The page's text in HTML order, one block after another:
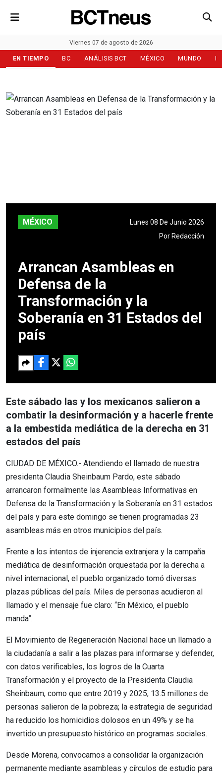
Viernes 07 de agosto de 2026
EN TIEMPO BC ANÁLISIS BCT MÉXICO MUNDO
MÉXICO
Lunes 08 De Junio 2026
Por Redacción
Arrancan Asambleas en
Defensa de la
Transformación y la
Soberanía en 31 Estados del
país
Este sábado las y los mexicanos salieron a
combatir la desinformación y a hacerle frente
a la embestida mediática de la derecha en 31
estados del país
CIUDAD DE MÉXICO.- Atendiendo el llamado de nuestra
presidenta Claudia Sheinbaum Pardo, este sábado
arrancaron formalmente las Asambleas Informativas en
Defensa de la Transformación y la Soberanía en 31 estados
del país y para este domingo se tienen programadas 23
asambleas más en otros municipios del país.
Frente a los intentos de injerencia extranjera y la campaña
mediática de desinformación orquestada por la derecha a
nivel internacional, el pueblo organizado tomó diversas
plazas públicas del país. Miles de personas acudieron al
llamado y el mensaje fue claro: “En México, el pueblo
manda”.
El Movimiento de Regeneración Nacional hace un llamado a
la ciudadanía a salir a las plazas para informarse y defender,
con datos verificables, los logros de la Cuarta
Transformación y el proyecto de la Presidenta Claudia
Sheinbaum, como que entre 2019 y 2025, 13.5 millones de
personas salieron de la pobreza; la estrategia de seguridad
ha reducido los homicidios dolosos en un 49% y se ha
invertido un presupuesto histórico en programas sociales.
Desde Morena, convocamos a consolidar la organización
permanente mediante asambleas y círculos de estudio para